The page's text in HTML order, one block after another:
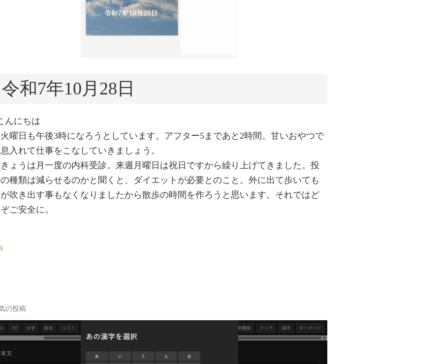
令和7年10月28日
んにちは
曜日も午後3時になろうとしています。アフター5まであと2時間。甘いおやつで
入れて仕事をこなしていきましょう。
ょうは月一度の内科受診。来週月曜日は祝日ですから繰り上げてきました。投
種類は減らせるのかと聞くと、ダイエットが必要とのこと。外に出て歩いても
吹き出す事もなくなりましたから散歩の時間を作ろうと思います。それではど
ご安全に。
の投稿